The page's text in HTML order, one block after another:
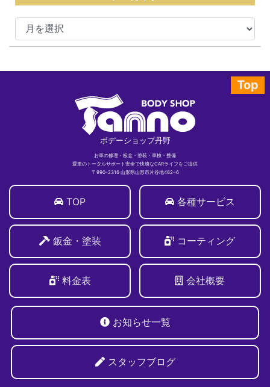
Top
ボデーショップ丹野
お車の修理・板金・塗装・車検・整備
愛車のトータルサポート安全で快適なCARライフをご提供
〒990-2316 山形県山形市片谷地482−6
TOP 各種サービス
鈑金・塗装 コーティング
料金表 会社概要
お知らせ一覧
スタッフブログ